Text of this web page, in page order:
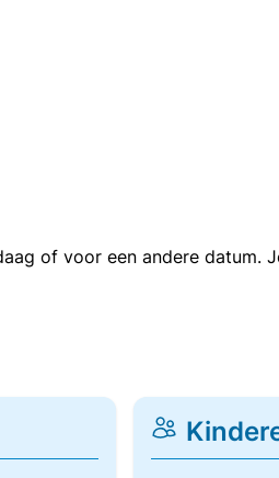
of voor een andere datum.